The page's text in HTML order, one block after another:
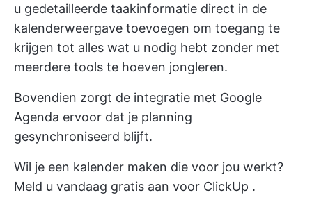
u gedetailleerde taakinformatie direct in de
kalenderweergave toevoegen om toegang te
krijgen tot alles wat u nodig hebt zonder met
meerdere tools te hoeven jongleren.
Bovendien zorgt de integratie met Google
Agenda ervoor dat je planning
gesynchroniseerd blijft.
Wil je een kalender maken die voor jou werkt?
Meld u vandaag gratis aan voor ClickUp .